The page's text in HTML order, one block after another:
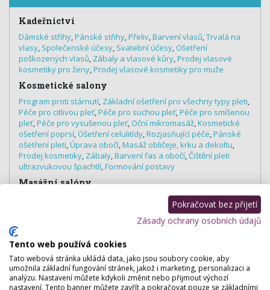
Kadeřnictví
Dámské střihy,Pánské střihy,Přeliv,Barvení vlasů,Trvalá na
vlasy, Společenské účesy, Svatební účesy, Ošetření
poškozených vlasů, Zábaly a vlasové kůry,Prodej vlasové
kosmetiky pro ženy,Prodej vlasové kosmetiky pro muže
Kosmetické salony
Program proti stárnutí, Základní ošetření pro všechny typy pleti,
Péče pro citlivou pleť,Péče pro suchou pleť,Péče pro smíšenou
pleť,Péče pro vysušenou pleť, Oční mikromasáž,Kosmetické
ošetření poprsí, Ošetření celulitídy,Rozjasňující péče,Pánské
ošetření pleti,Úprava obočí,Masáž obličeje, krku a dekoltu,
Prodej kosmetiky, Zábaly,Barvení řas a obočí,Čištění pleti
ultrazvukovou špachtlí,Formování postavy
Masážní salóny
Masáž relaxační,Masáž sportovní,
Masáž kotníků a lýtek,Rehabilitační
Masáž zad a šije,Čokoládová
Nehtová studia
Mokrá pedikúra, Masáž rukou,Pedikúra
Pokračovat bez přijetí
Zásady ochrany osobních údajů
Tento web používá cookies
Tato webová stránka ukládá data, jako jsou soubory cookie, aby
umožnila základní fungování stránek, jakož i marketing, personalizaci a
analýzu. Nastavení můžete kdykoli změnit nebo přijmout výchozí
nastavení. Tento banner můžete zavřít a pokračovat pouze se základními